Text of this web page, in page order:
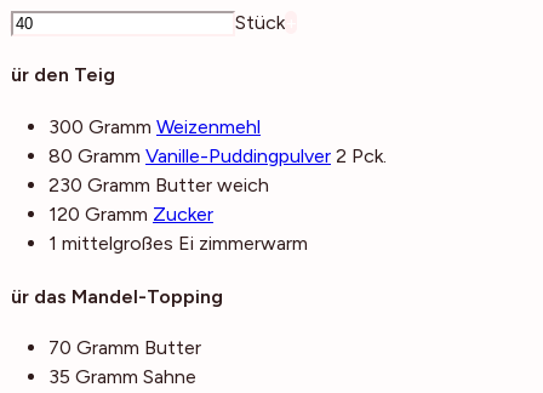
Stück
Für den Teig
300 Gramm Weizenmehl
80 Gramm Vanille-Puddingpulver 2 Pck.
230 Gramm Butter weich
120 Gramm Zucker
1 mittelgroßes Ei zimmerwarm
Für das Mandel-Topping
70 Gramm Butter
35 Gramm Sahne